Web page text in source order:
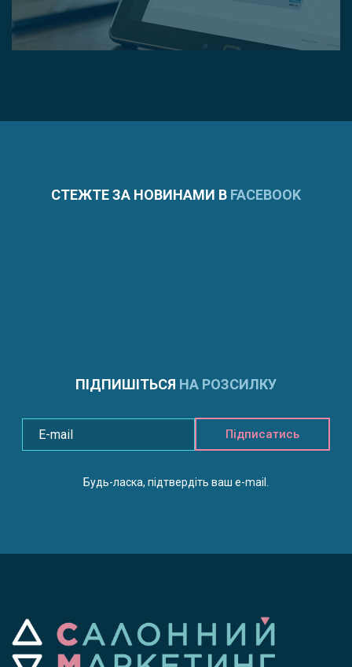
СТЕЖТЕ ЗА НОВИНАМИ В FACEBOOK
ПІДПИШІТЬСЯ НА РОЗСИЛКУ
Підписатись
Будь-ласка, підтвердіть ваш e-mail.